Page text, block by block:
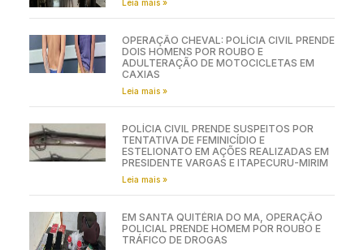
Leia mais »
OPERAÇÃO CHEVAL: POLÍCIA CIVIL PRENDE
DOIS HOMENS POR ROUBO E
ADULTERAÇÃO DE MOTOCICLETAS EM
CAXIAS
Leia mais »
POLÍCIA CIVIL PRENDE SUSPEITOS POR
TENTATIVA DE FEMINICÍDIO E
ESTELIONATO EM AÇÕES REALIZADAS EM
PRESIDENTE VARGAS E ITAPECURU-MIRIM
Leia mais »
EM SANTA QUITÉRIA DO MA, OPERAÇÃO
POLICIAL PRENDE HOMEM POR ROUBO E
TRÁFICO DE DROGAS